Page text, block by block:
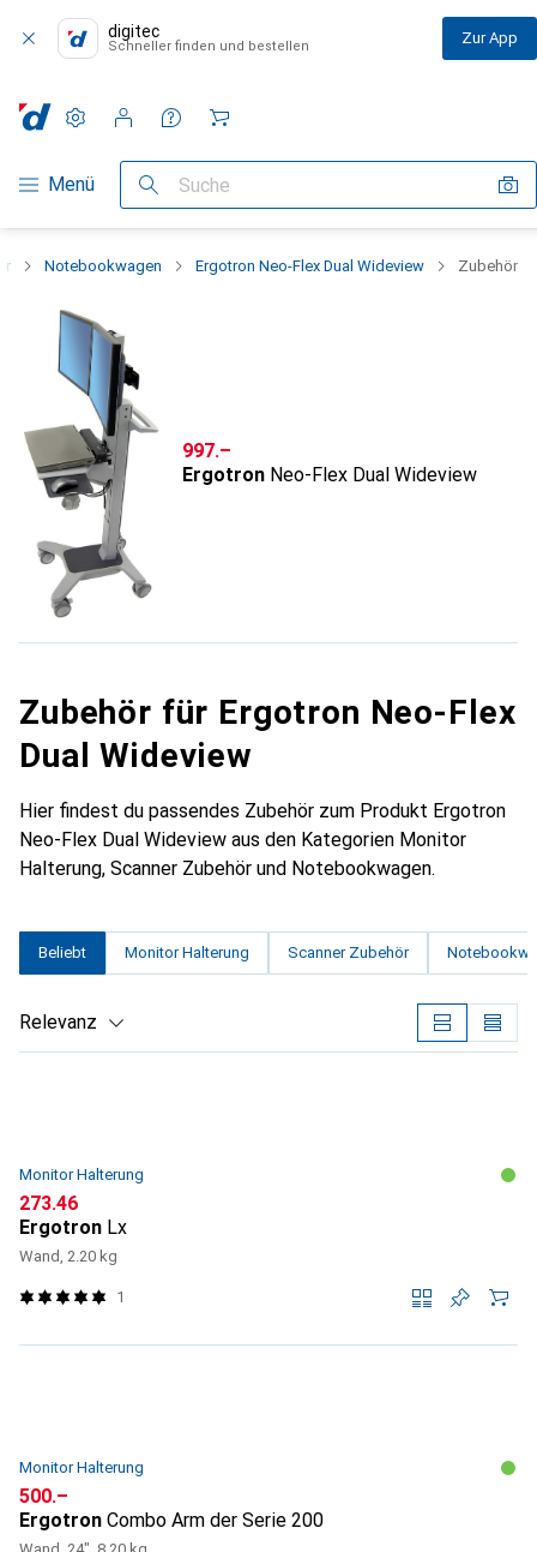
digitec
Schneller finden und bestellen Zur App
Navigation nach Kategorien
Menü Suche
Einstellungen
Kundenkonto
Vergleichslisten
Merklisten
Warenkorb
Notebookwagen Ergotron Neo-Flex Dual Wideview Zubehör
CHF
997.–
Ergotron Neo-Flex Dual Wideview
Zubehör für Ergotron Neo-Flex
Dual Wideview
Hier findest du passendes Zubehör zum Produkt Ergotron
Neo-Flex Dual Wideview aus den Kategorien Monitor
Halterung, Scanner Zubehör und Notebookwagen.
Beliebt Monitor Halterung Scanner Zubehör
Relevanz
Monitor Halterung
CHF
273.46
Ergotron Lx
Wand, 2.20 kg
1
Monitor Halterung
CHF
500.–
Ergotron Combo Arm der Serie 200